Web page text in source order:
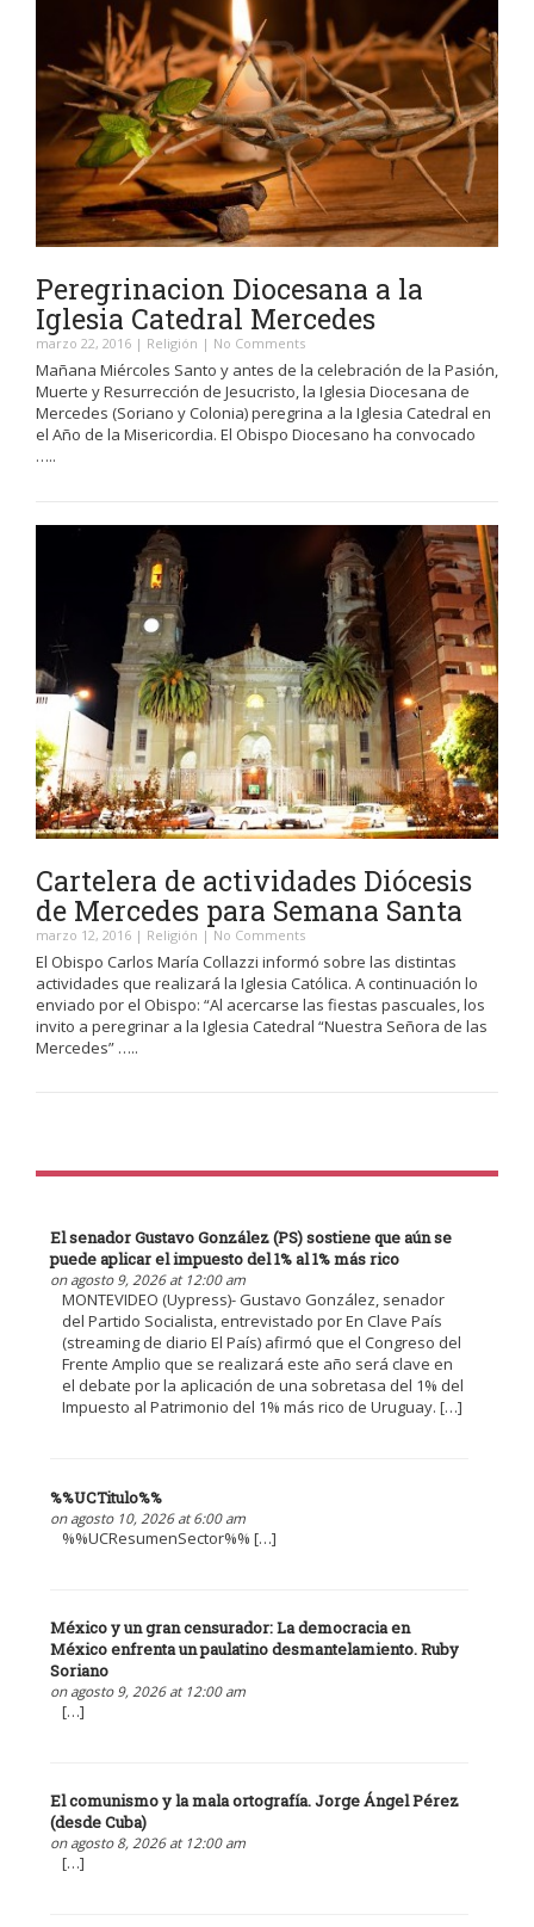
Peregrinacion Diocesana a la
Iglesia Catedral Mercedes
marzo 22, 2016 | Religión | No Comments
Mañana Miércoles Santo y antes de la celebración de la Pasión,
Muerte y Resurrección de Jesucristo, la Iglesia Diocesana de
Mercedes (Soriano y Colonia) peregrina a la Iglesia Catedral en
el Año de la Misericordia. El Obispo Diocesano ha convocado
…..
Cartelera de actividades Diócesis
de Mercedes para Semana Santa
marzo 12, 2016 | Religión | No Comments
El Obispo Carlos María Collazzi informó sobre las distintas
actividades que realizará la Iglesia Católica. A continuación lo
enviado por el Obispo: “Al acercarse las fiestas pascuales, los
invito a peregrinar a la Iglesia Catedral “Nuestra Señora de las
Mercedes” …..
El senador Gustavo González (PS) sostiene que aún se
puede aplicar el impuesto del 1% al 1% más rico
on agosto 9, 2026 at 12:00 am
MONTEVIDEO (Uypress)- Gustavo González, senador
del Partido Socialista, entrevistado por En Clave País
(streaming de diario El País) afirmó que el Congreso del
Frente Amplio que se realizará este año será clave en
el debate por la aplicación de una sobretasa del 1% del
Impuesto al Patrimonio del 1% más rico de Uruguay. […]
%%UCTitulo%%
on agosto 10, 2026 at 6:00 am
%%UCResumenSector%% […]
México y un gran censurador: La democracia en
México enfrenta un paulatino desmantelamiento. Ruby
Soriano
on agosto 9, 2026 at 12:00 am
[…]
El comunismo y la mala ortografía. Jorge Ángel Pérez
(desde Cuba)
on agosto 8, 2026 at 12:00 am
[…]